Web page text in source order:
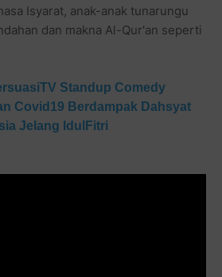
Isyarat, anak-anak tunarungu
dan makna Al-Qur'an seperti
Standup Comedy
Covid19 Berdampak Dahsyat
Jelang IdulFitri